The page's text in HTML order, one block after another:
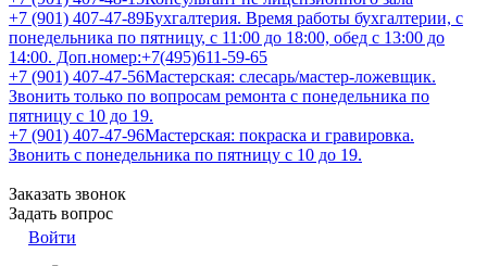
+7 (901) 407-47-89Бухгалтерия. Время работы бухгалтерии, с
понедельника по пятницу, с 11:00 до 18:00, обед с 13:00 до
14:00. Доп.номер:+7(495)611-59-65
+7 (901) 407-47-56Мастерская: слесарь/мастер-ложевщик.
Звонить только по вопросам ремонта с понедельника по
пятницу с 10 до 19.
+7 (901) 407-47-96Мастерская: покраска и гравировка.
Звонить с понедельника по пятницу с 10 до 19.
Заказать звонок
Задать вопрос
Войти